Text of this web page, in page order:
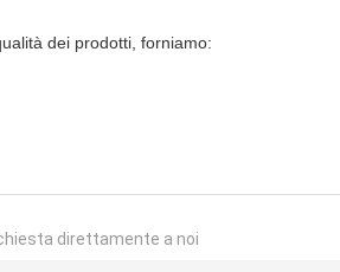
dei prodotti, forniamo:
direttamente a noi